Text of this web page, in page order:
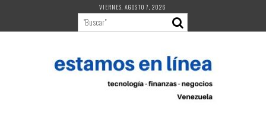
contenido
VIERNES, AGOSTO 7, 2026